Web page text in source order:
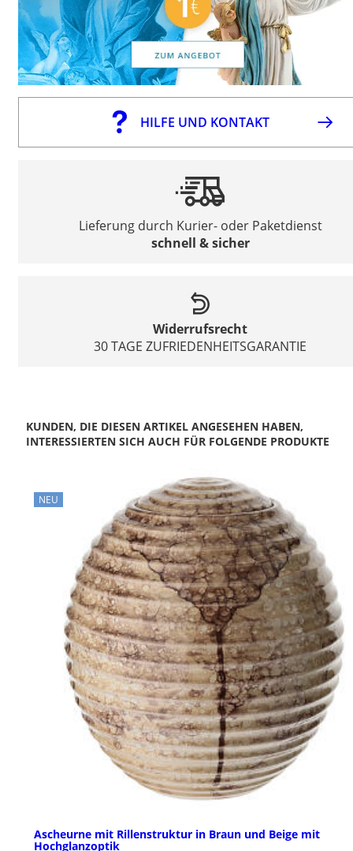
HILFE UND KONTAKT
Lieferung durch Kurier- oder Paketdienst
schnell & sicher
Widerrufsrecht
30 TAGE ZUFRIEDENHEITSGARANTIE
KUNDEN, DIE DIESEN ARTIKEL ANGESEHEN HABEN,
INTERESSIERTEN SICH AUCH FÜR FOLGENDE PRODUKTE
NEU
Ascheurne mit Rillenstruktur in Braun und Beige mit
Hochglanzoptik